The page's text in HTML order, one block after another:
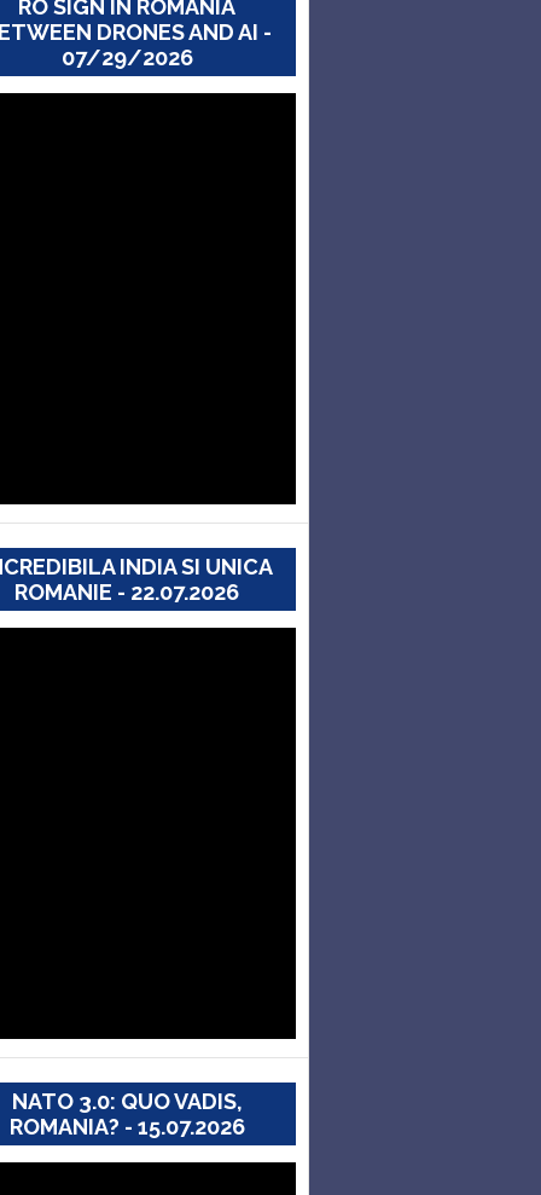
RO SIGN IN ROMANIA
DRONES AND AI -
07/29/2026
INDIA SI UNICA
ROMANIE - 22.07.2026
NATO 3.0: QUO VADIS,
ROMANIA? - 15.07.2026